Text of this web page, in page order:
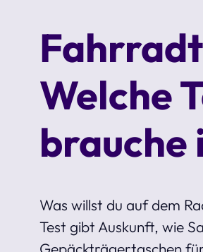
Welche
brauche
Was willst du auf dem
Test gibt Auskunft, wie
Gepäckträgertaschen